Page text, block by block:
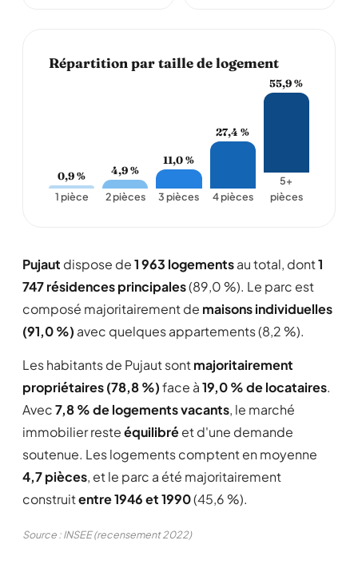
Répartition par taille de logement
0,9 %
1 pièce
4,9 %
2 pièces
11,0 %
3 pièces
27,4 %
4 pièces
55,9 %
5+
pièces
Pujaut dispose de1 963 logementsau total, dont1
747 résidences principales(89,0 %). Le parc est
composé majoritairement de maisons individuelles
(91,0 %) avec quelques appartements (8,2 %).
Les habitants de Pujaut sontmajoritairement
propriétaires (78,8 %)face à19,0 % de locataires.
Avec7,8 % de logements vacants, le marché
immobilier resteéquilibréet d'une demande
soutenue. Les logements comptent en moyenne
4,7 pièces, et le parc a été majoritairement
construitentre 1946 et 1990(45,6 %).
Source : INSEE (recensement 2022)